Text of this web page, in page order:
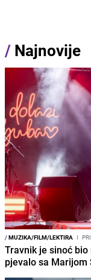
/ Najnovije
/MUZIKA/FILM/LEKTIRA I
Travnik je sinoć
pjevalo sa Marijom